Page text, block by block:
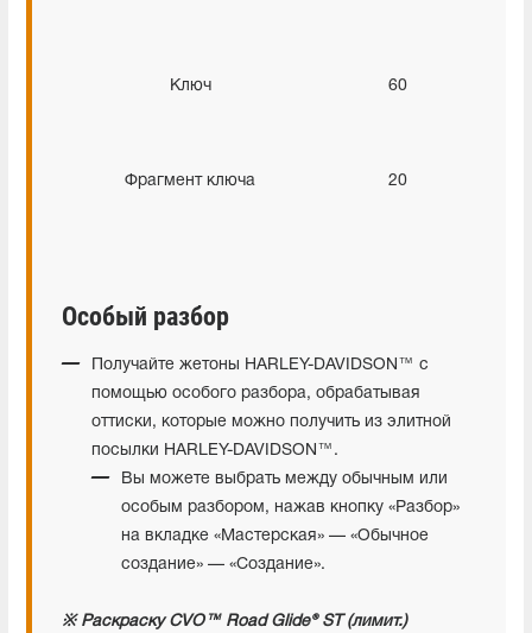
Ключ 60
Фрагмент ключа 20
Особый разбор
Получайте жетоны HARLEY-DAVIDSON™ с
помощью особого разбора, обрабатывая
оттиски, которые можно получить из элитной
посылки HARLEY-DAVIDSON™.
Вы можете выбрать между обычным или
особым разбором, нажав кнопку «Разбор»
на вкладке «Мастерская» — «Обычное
создание» — «Создание».
※ Раскраску CVO™ Road Glide® ST (лимит.)